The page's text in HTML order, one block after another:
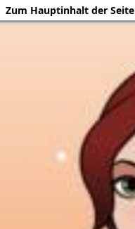
Zum Hauptinhalt der Seite